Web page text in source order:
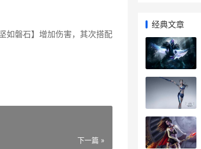
如磐石】增加伤害，其次搭配
下一篇 »
经典文章